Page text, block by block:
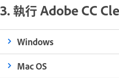
3. 執行 Adobe CC
Windows
Mac OS